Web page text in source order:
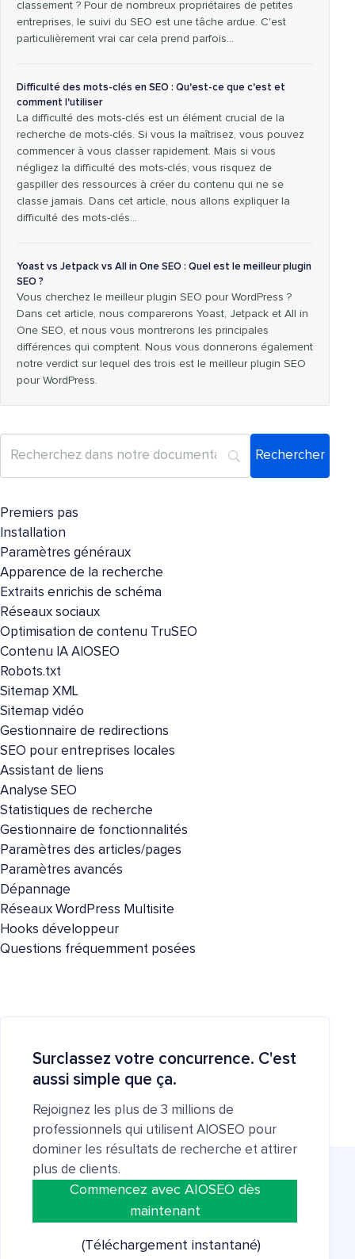
classement ? Pour de nombreux propriétaires de petites
entreprises, le suivi du SEO est une tâche ardue. C'est
particulièrement vrai car cela prend parfois…
Difficulté des mots-clés en SEO : Qu'est-ce que c'est et
comment l'utiliser
La difficulté des mots-clés est un élément crucial de la
recherche de mots-clés. Si vous la maîtrisez, vous pouvez
commencer à vous classer rapidement. Mais si vous
négligez la difficulté des mots-clés, vous risquez de
gaspiller des ressources à créer du contenu qui ne se
classe jamais. Dans cet article, nous allons expliquer la
difficulté des mots-clés…
Yoast vs Jetpack vs All in One SEO : Quel est le meilleur plugin
SEO ?
Vous cherchez le meilleur plugin SEO pour WordPress ?
Dans cet article, nous comparerons Yoast, Jetpack et All in
One SEO, et nous vous montrerons les principales
différences qui comptent. Nous vous donnerons également
notre verdict sur lequel des trois est le meilleur plugin SEO
pour WordPress.
Premiers pas
Installation
Paramètres généraux
Apparence de la recherche
Extraits enrichis de schéma
Réseaux sociaux
Optimisation de contenu TruSEO
Contenu IA AIOSEO
Robots.txt
Sitemap XML
Sitemap vidéo
Gestionnaire de redirections
SEO pour entreprises locales
Assistant de liens
Analyse SEO
Statistiques de recherche
Gestionnaire de fonctionnalités
Paramètres des articles/pages
Paramètres avancés
Dépannage
Réseaux WordPress Multisite
Hooks développeur
Questions fréquemment posées
Surclassez votre concurrence. C'est
aussi simple que ça.
Rejoignez les plus de 3 millions de
professionnels qui utilisent AIOSEO pour
dominer les résultats de recherche et attirer
plus de clients.
Commencez avec AIOSEO dès
maintenant
(Téléchargement instantané)